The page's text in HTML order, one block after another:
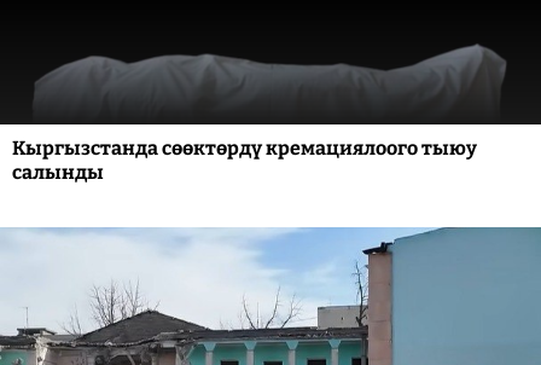
Кыргызстанда сөөктөрдү кремациялоого тыюу
салынды